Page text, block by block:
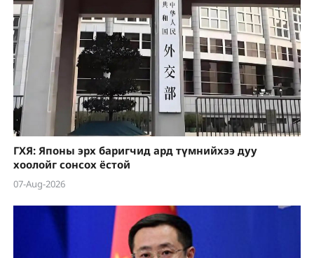
ГХЯ: Японы эрх баригчид ард түмнийхээ дуу
хоолойг сонсох ёстой
07-Aug-2026